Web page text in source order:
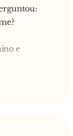
e
a tua
um filho
para se
e falas